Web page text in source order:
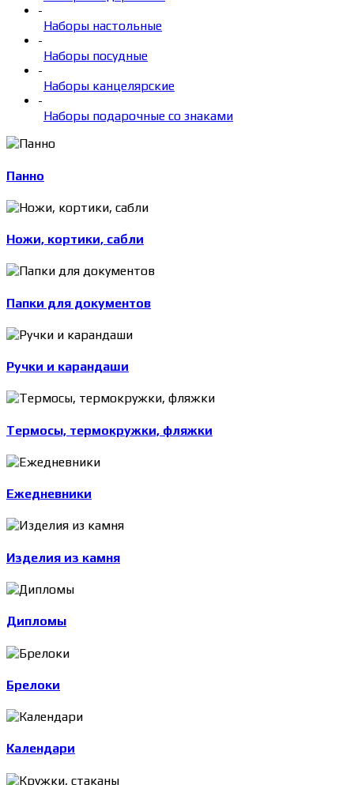
-
Наборы настольные
-
Наборы посудные
-
Наборы канцелярские
-
Наборы подарочные со знаками
Панно
Ножи, кортики, сабли
Папки для документов
Ручки и карандаши
Термосы, термокружки, фляжки
Ежедневники
Изделия из камня
Дипломы
Брелоки
Календари